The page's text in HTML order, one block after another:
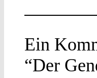
Ein
“Der